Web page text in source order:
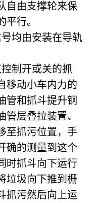
自由支撑轮来保
行。
均由安装在导轨
制开或关的抓
移动小车内力的
管和抓斗提升钢
层叠拉装置、
至抓污位置，手
确的测量到这个
时抓斗向下运行
垃圾向下推到栅
抓污然后向上运